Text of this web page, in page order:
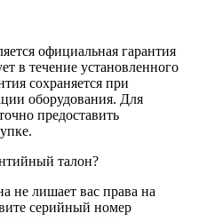
официальная гарантия
в течение установленного
сохраняется при
оборудования. Для
предоставить
талон?
не лишает вас права на
серийный номер